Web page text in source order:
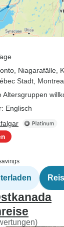
, Niagarafälle ,
Stadt ,
Altersgruppen
Englisch